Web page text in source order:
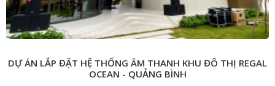
​​​​​​​DỰ ÁN LẮP ĐẶT HỆ THỐNG ÂM THANH KHU ĐÔ THỊ REGAL
OCEAN - QUẢNG BÌNH